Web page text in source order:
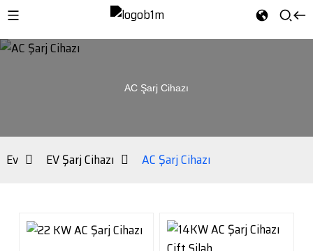
AC Şarj Cihazı
Ev EV Şarj Cihazı AC Şarj Cihazı